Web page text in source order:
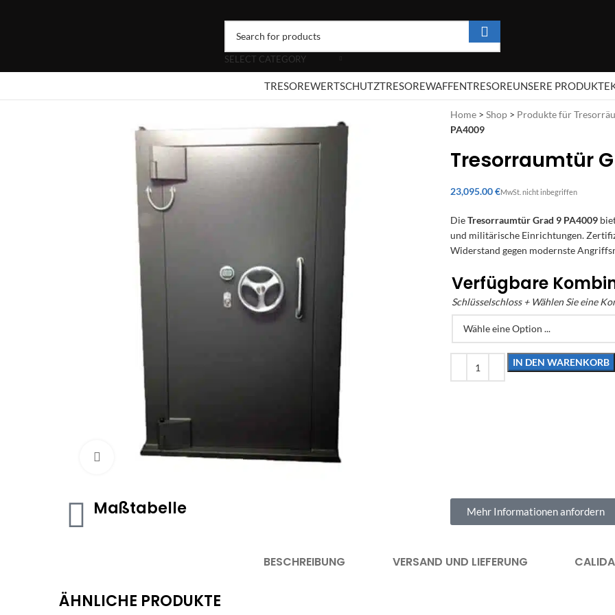
SELECT CATEGORY
TRESOREWERTSCHUTZTRESOREWAFFENTRESOREUNSERE PRODUKTE
Click to enlarge
Home > Shop > Produkte für
PA4009
Tresorraumtür
€
DieTresorraumtür Grad 9 PA4009
und militärische Einrichtungen.
Widerstand gegen modernste
Verfügbare
Schlüsselschloss + Wählen Sie eine
IN DEN WARENKORB
Maßtabelle Mehr Informationen anfordern
BESCHREIBUNG VERSAND UND LIEFERUNG
ÄHNLICHE PRODUKTE